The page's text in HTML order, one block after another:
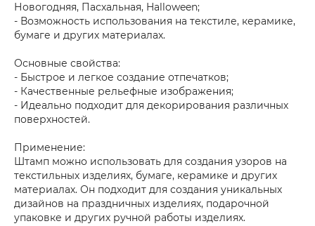
Новогодняя, Пасхальная, Halloween;
- Возможность использования на текстиле, керамике,
бумаге и других материалах.
Основные свойства:
- Быстрое и легкое создание отпечатков;
- Качественные рельефные изображения;
- Идеально подходит для декорирования различных
поверхностей.
Применение:
Штамп можно использовать для создания узоров на
текстильных изделиях, бумаге, керамике и других
материалах. Он подходит для создания уникальных
дизайнов на праздничных изделиях, подарочной
упаковке и других ручной работы изделиях.